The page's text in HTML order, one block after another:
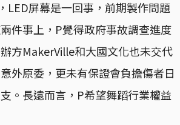
LED屏幕是一回事，前期製作問題
件事上，P覺得政府事故調查進度
方MakerVille和大國文化也未交代
外原委，更未有保證會負擔傷者日
。長遠而言，P希望舞蹈行業權益